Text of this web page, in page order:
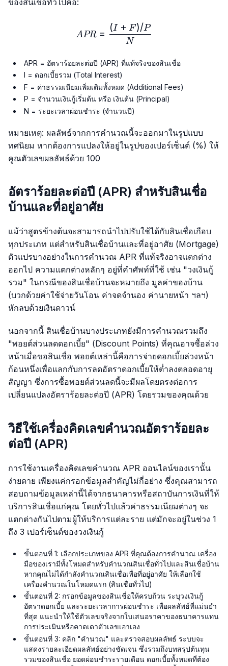
APR = \frac{(I + F) /
APR =
N
(I + F)/P
APR = อัตราร้อยละต่อปี (APR) ที่แท้จริงของสินเชื่อ
I = ดอกเบี้ยรวม (Total Interest)
F = ค่าธรรมเนียมเพิ่มเติมทั้งหมด (Additional Fees)
P = จำนวนเงินกู้เริ่มต้น หรือ เงินต้น (Principal)
N = ระยะเวลาผ่อนชำระ (จำนวนปี)
หมายเหตุ: ผลลัพธ์จากการคำนวณนี้จะออกมาในรูปแบบ
ทศนิยม หากต้องการแปลงให้อยู่ในรูปของเปอร์เซ็นต์ (%) ให้
คูณตัวเลขผลลัพธ์ด้วย 100
อัตราร้อยละต่อปี (APR) สำหรับสินเชื่อ
บ้านและที่อยู่อาศัย
แม้ว่าสูตรข้างต้นจะสามารถนำไปปรับใช้ได้กับสินเชื่อเกือบ
ทุกประเภท แต่สำหรับสินเชื่อบ้านและที่อยู่อาศัย (Mortgage)
ตัวแปรบางอย่างในการคำนวณ APR ที่แท้จริงอาจแตกต่าง
ออกไป ความแตกต่างหลักๆ อยู่ที่คำศัพท์ที่ใช้ เช่น "วงเงินกู้
รวม" ในกรณีของสินเชื่อบ้านจะหมายถึง มูลค่าของบ้าน
(บวกด้วยค่าใช้จ่ายวันโอน ค่าจดจำนอง ค่านายหน้า ฯลฯ)
หักลบด้วยเงินดาวน์
นอกจากนี้ สินเชื่อบ้านบางประเภทยังมีการคำนวณรวมถึง
"พอยต์ส่วนลดดอกเบี้ย" (Discount Points) ที่คุณอาจซื้อล่วง
หน้าเมื่อขอสินเชื่อ พอยต์เหล่านี้คือการจ่ายดอกเบี้ยล่วงหน้า
ก้อนหนึ่งเพื่อแลกกับการลดอัตราดอกเบี้ยให้ต่ำลงตลอดอายุ
สัญญา ซึ่งการซื้อพอยต์ส่วนลดนี้จะมีผลโดยตรงต่อการ
เปลี่ยนแปลงอัตราร้อยละต่อปี (APR) โดยรวมของคุณด้วย
วิธีใช้เครื่องคิดเลขคำนวณอัตราร้อยละ
ต่อปี (APR)
การใช้งานเครื่องคิดเลขคำนวณ APR ออนไลน์ของเรานั้น
ง่ายดาย เพียงแค่กรอกข้อมูลสำคัญไม่กี่อย่าง ซึ่งคุณสามารถ
สอบถามข้อมูลเหล่านี้ได้จากธนาคารหรือสถาบันการเงินที่ให้
บริการสินเชื่อแก่คุณ โดยทั่วไปแล้วค่าธรรมเนียมต่างๆ จะ
แตกต่างกันไปตามผู้ให้บริการแต่ละราย แต่มักจะอยู่ในช่วง 1
ถึง 3 เปอร์เซ็นต์ของวงเงินกู้
ขั้นตอนที่ 1: เลือกประเภทของ APR ที่คุณต้องการคำนวณ เครื่อง
มือของเรามีทั้งโหมดสำหรับคำนวณสินเชื่อทั่วไปและสินเชื่อบ้าน
หากคุณไม่ได้กำลังคำนวณสินเชื่อเพื่อที่อยู่อาศัย ให้เลือกใช้
เครื่องคำนวณในโหมดแรก (สินเชื่อทั่วไป)
ขั้นตอนที่ 2: กรอกข้อมูลของสินเชื่อให้ครบถ้วน ระบุวงเงินกู้
อัตราดอกเบี้ย และระยะเวลาการผ่อนชำระ เพื่อผลลัพธ์ที่แม่นยำ
ที่สุด แนะนำให้ใช้ตัวเลขจริงจากใบเสนอราคาของธนาคารแทน
การประเมินหรือคาดเดาตัวเลขเอาเอง
ขั้นตอนที่ 3: คลิก "คำนวณ" และตรวจสอบผลลัพธ์ ระบบจะ
แสดงรายละเอียดผลลัพธ์อย่างชัดเจน ซึ่งรวมถึงบทสรุปต้นทุน
รวมของสินเชื่อ ยอดผ่อนชำระรายเดือน ดอกเบี้ยทั้งหมดที่ต้อง